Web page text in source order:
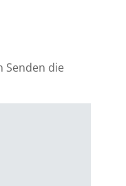
Senden die